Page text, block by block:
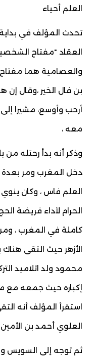
العلم أحياء
تحدث المؤلف في
العقاد "مفتاح
والعصامية هما
بن فال الخير ،وقال إن
أرحب وأوسع، مشيرا
معه ،
دخل المغرب ومر بعدة
العلم فاس ، وكان ينوي
الحرام لأداء فريضة
كاملة في المغرب ،
الأزهر حيث التقى هناك
محمود ولد اتلاميد
إكباره حيث جمعه مع
استقرأ المؤلف أنه
العلوي أحمد بن
ثم توجه إلى السويس